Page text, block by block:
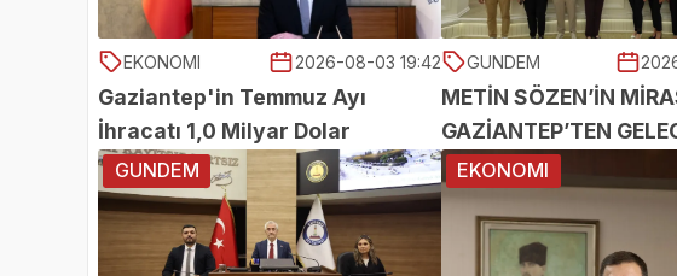
EKONOMI 2026-08-03 19:42
Gaziantep'in Temmuz Ayı
İhracatı 1,0 Milyar Dolar
GUNDEM
METİN SÖZEN’İN
GAZİANTEP’TEN
TAŞINIYOR
GUNDEM EKONOMI